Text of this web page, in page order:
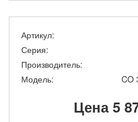
Артикул:
Серия:
Производитель:
Модель:
CO
Цена5